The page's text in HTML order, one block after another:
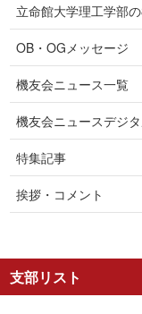
立命館大学理工学部
OB・OGメッセージ
機友会ニュース一覧
機友会ニュースデジ
特集記事
挨拶・コメント
支部リスト